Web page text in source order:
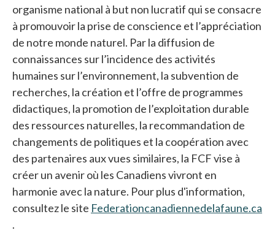
organisme national à but non lucratif qui se consacre
à promouvoir la prise de conscience et l’appréciation
de notre monde naturel. Par la diffusion de
connaissances sur l’incidence des activités
humaines sur l’environnement, la subvention de
recherches, la création et l’offre de programmes
didactiques, la promotion de l’exploitation durable
des ressources naturelles, la recommandation de
changements de politiques et la coopération avec
des partenaires aux vues similaires, la FCF vise à
créer un avenir où les Canadiens vivront en
harmonie avec la nature. Pour plus d'information,
consultez le site Federationcanadiennedelafaune.ca
s’ouvre dans un nouvel onglet
.